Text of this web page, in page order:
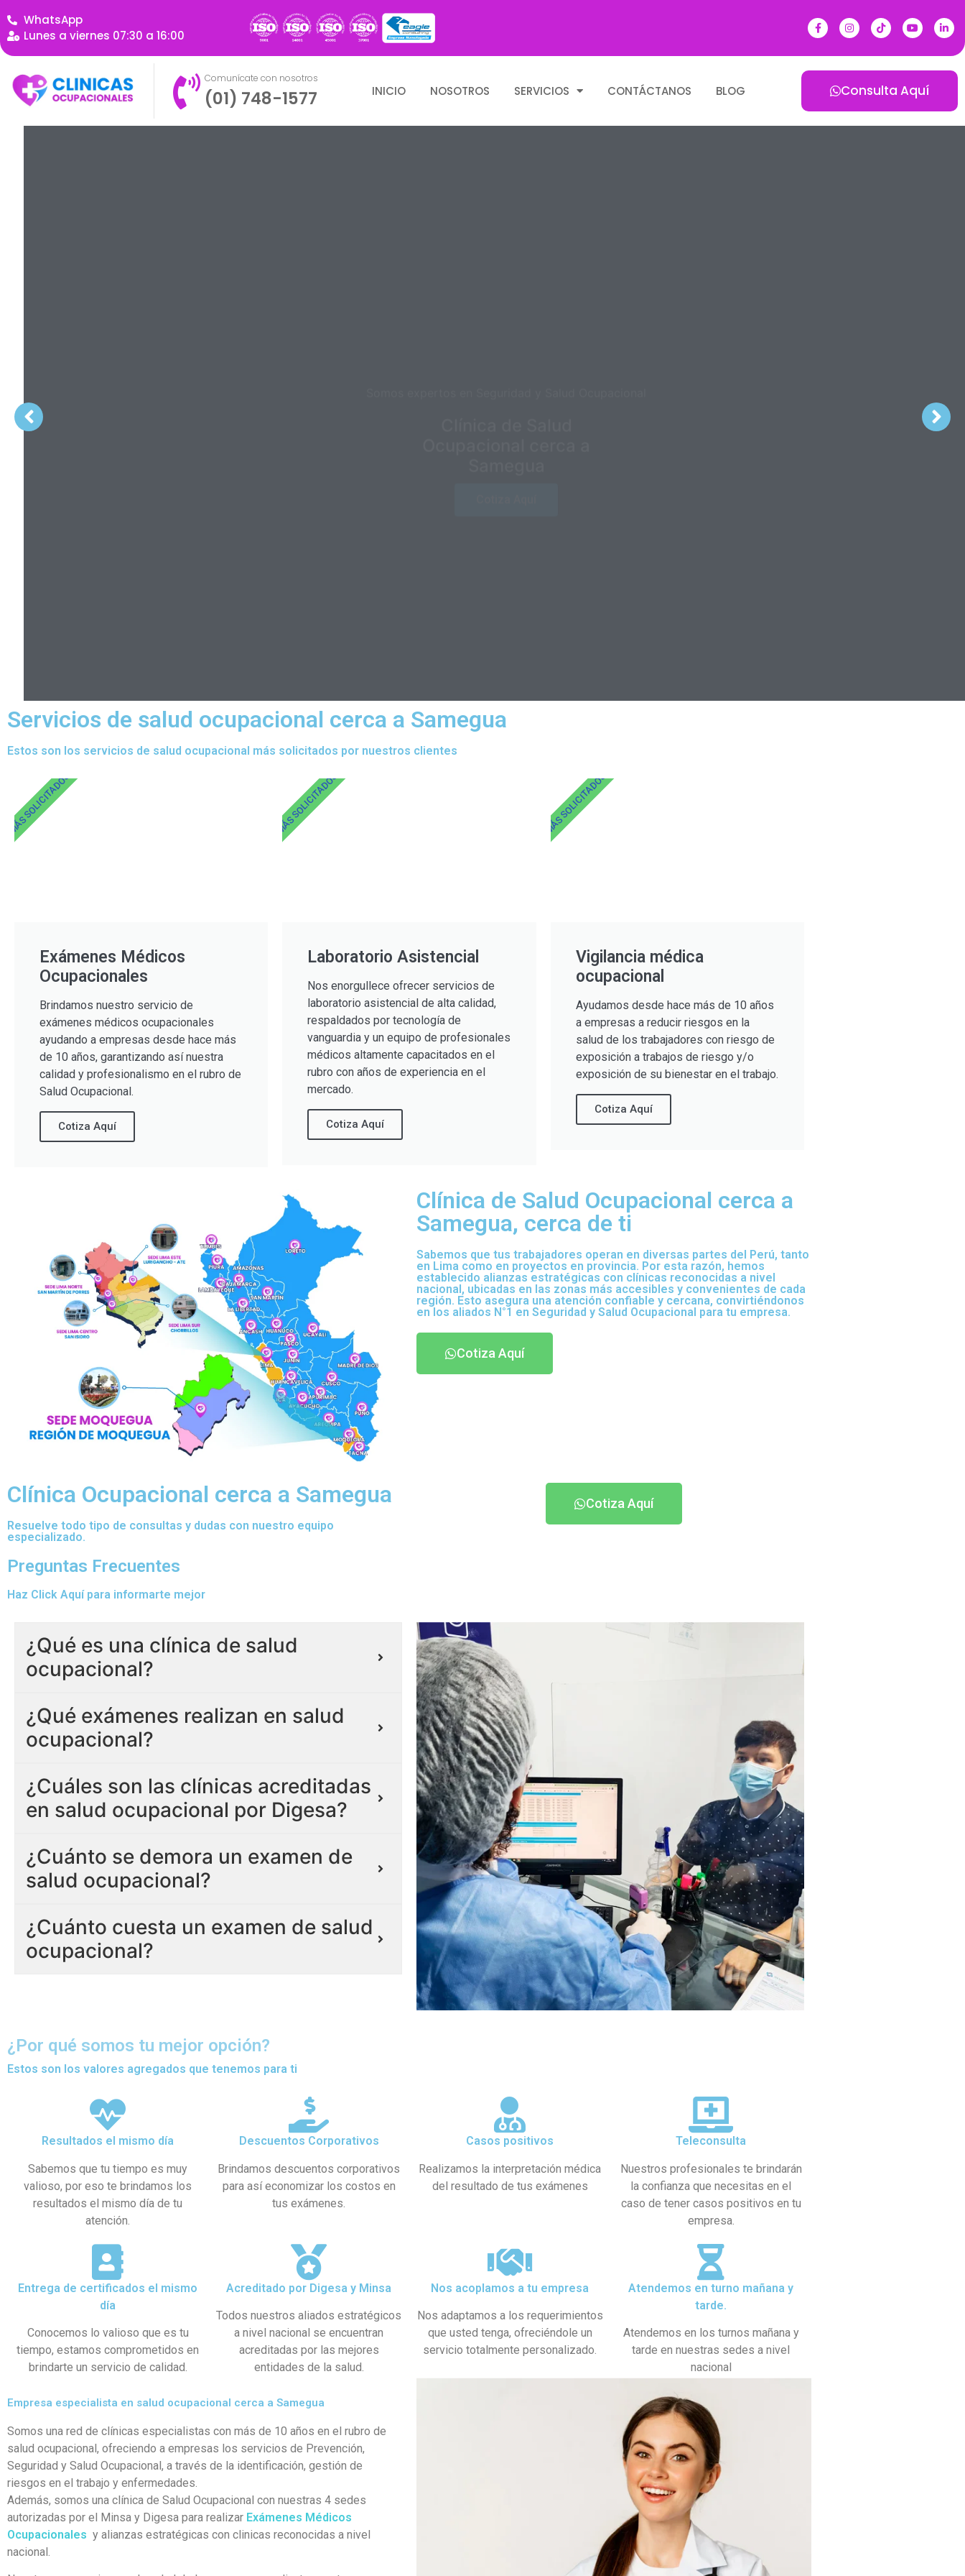
WhatsApp
Lunes a viernes 07:30 a 16:00
Comunícate con nosotros
(01) 748-1577 INICIO NOSOTROS SERVICIOS CONTÁCTANOS BLOG Consulta Aquí
Servicios de salud ocupacional cerca a Samegua
Estos son los servicios de salud ocupacional más solicitados por nuestros clientes
Exámenes Médicos
Ocupacionales
Brindamos nuestro servicio de
exámenes médicos ocupacionales
ayudando a empresas desde hace más
de 10 años, garantizando así nuestra
calidad y profesionalismo en el rubro de
Salud Ocupacional.
Cotiza Aquí
MÁS SOLICITADOS
Laboratorio Asistencial
Nos enorgullece ofrecer servicios de
laboratorio asistencial de alta calidad,
respaldados por tecnología de
vanguardia y un equipo de profesionales
médicos altamente capacitados en el
rubro con años de experiencia en el
mercado.
Cotiza Aquí
MÁS SOLICITADOS
Vigilancia médica
ocupacional
Ayudamos desde hace más de 10 años
a empresas a reducir riesgos en la
salud de los trabajadores con riesgo de
exposición a trabajos de riesgo y/o
exposición de su bienestar en el trabajo.
Cotiza Aquí
MÁS SOLICITADOS
Clínica de Salud Ocupacional cerca a
Samegua, cerca de ti
Sabemos que tus trabajadores operan en diversas partes del Perú, tanto
en Lima como en proyectos en provincia. Por esta razón, hemos
establecido alianzas estratégicas con clínicas reconocidas a nivel
nacional, ubicadas en las zonas más accesibles y convenientes de cada
región. Esto asegura una atención confiable y cercana, convirtiéndonos
en los aliados N°1 en Seguridad y Salud Ocupacional para tu empresa.
Cotiza Aquí
Clínica Ocupacional cerca a Samegua
Resuelve todo tipo de consultas y dudas con nuestro equipo
especializado.
Cotiza Aquí
Preguntas Frecuentes
Haz Click Aquí para informarte mejor
¿Qué es una clínica de salud
ocupacional?
¿Qué exámenes realizan en salud
ocupacional?
¿Cuáles son las clínicas acreditadas
en salud ocupacional por Digesa?
¿Cuánto se demora un examen de
salud ocupacional?
¿Cuánto cuesta un examen de salud
ocupacional?
¿Por qué somos tu mejor opción?
Estos son los valores agregados que tenemos para ti
Resultados el mismo día
Sabemos que tu tiempo es muy
valioso, por eso te brindamos los
resultados el mismo día de tu
atención.
Descuentos Corporativos
Brindamos descuentos corporativos
para así economizar los costos en
tus exámenes.
Casos positivos
Realizamos la interpretación médica
del resultado de tus exámenes
Teleconsulta
Nuestros profesionales te brindarán
la confianza que necesitas en el
caso de tener casos positivos en tu
empresa.
Entrega de certificados el mismo
día
Conocemos lo valioso que es tu
tiempo, estamos comprometidos en
brindarte un servicio de calidad.
Acreditado por Digesa y Minsa​
Todos nuestros aliados estratégicos
a nivel nacional se encuentran
acreditadas por las mejores
entidades de la salud.
Nos acoplamos a tu empresa
Nos adaptamos a los requerimientos
que usted tenga, ofreciéndole un
servicio totalmente personalizado.
Atendemos en turno mañana y
tarde.
Atendemos en los turnos mañana y
tarde en nuestras sedes a nivel
nacional
Empresa especialista en salud ocupacional cerca a Samegua
Somos una red de clínicas especialistas con más de 10 años en el rubro de
salud ocupacional, ofreciendo a empresas los servicios de Prevención,
Seguridad y Salud Ocupacional, a través de la identificación, gestión de
riesgos en el trabajo y enfermedades.
Además, somos una clínica de Salud Ocupacional con nuestras 4 sedes
autorizadas por el Minsa y Digesa para realizar Exámenes Médicos
Ocupacionales y alianzas estratégicas con clinicas reconocidas a nivel
nacional.